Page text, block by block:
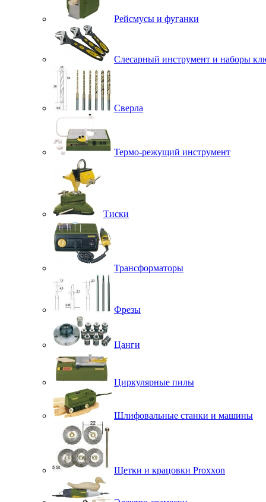
Рейсмусы и фуганки
Слесарный инструмент и наборы
Сверла
Термо-режущий инструмент
Тиски
Трансформаторы
Фрезы
Цанги
Циркулярные пилы
Шлифовальные станки и машины
Щетки и крацовки Proxxon